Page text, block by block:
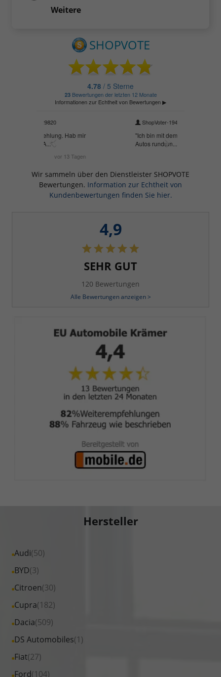
Weitere
Wir sammeln über den Dienstleister SHOPVOTE
Bewertungen. Information zur Echtheit von
Kundenbewertungen finden Sie hier.
4,9
SEHR GUT
120 Bewertungen
Alle Bewertungen anzeigen >
Hersteller
Audi(50)
Alle
Fahrzeuge
Audi
anzeigen
BYD(3)
Alle
Fahrzeuge
BYD
anzeigen
Citroen(30)
Alle
Fahrzeuge
Citroen
anzeigen
Cupra(182)
Alle
Fahrzeuge
Cupra
anzeigen
Dacia(509)
Alle
Fahrzeuge
Dacia
DS Automobiles(1)
Alle
Fahrzeuge
Fiat(27)
Alle
Fahrzeuge
Ford(104)
Alle